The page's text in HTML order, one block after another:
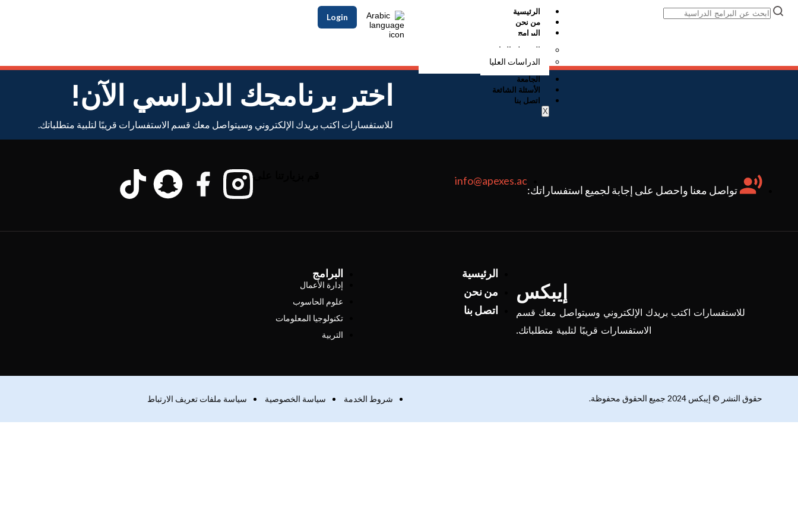
الرئيسية
من نحن
البرامج
المرحلة الجامعية
الدراسات العليا
الجامعة
الأسئلة الشائعة
اتصل بنا
X
Arabic
Login
اختر برنامجك الدراسي الآن!
للاستفسارات اكتب بريدك الإلكتروني وسيتواصل معك قسم الاستفسارات قريبًا لتلبية متطلباتك.
تواصل معنا واحصل على إجابة لجميع استفساراتك:
info@apexes.ac قم بزيارتنا على
إيبكس
للاستفسارات اكتب بريدك الإلكتروني وسيتواصل معك قسم
الاستفسارات قريبًا لتلبية متطلباتك.
الرئيسية
من نحن
اتصل بنا
البرامج
إدارة الأعمال
علوم الحاسوب
تكنولوجيا المعلومات
التربية
حقوق النشر © إيبكس 2024 جميع الحقوق محفوظة. شروط الخدمة سياسة الخصوصية سياسة ملفات تعريف الارتباط